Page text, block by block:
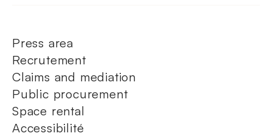
Press area
Recrutement
Claims and mediation
Public procurement
Space rental
Accessibilité